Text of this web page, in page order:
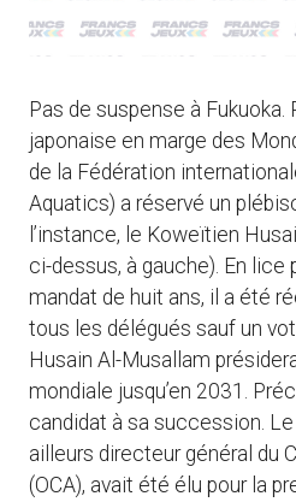
Pas de suspense à Fukuoka.
japonaise en marge des
de la Fédération
Aquatics) a réservé un
l’instance, le Koweïtien
ci-dessus, à gauche). En lice
mandat de huit ans, il a été
tous les délégués sauf un
Husain Al-Musallam
mondiale jusqu’en 2031.
candidat à sa succession.
ailleurs directeur général du
(OCA), avait été élu pour la